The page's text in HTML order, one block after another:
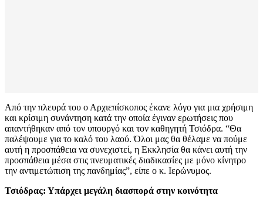
Από την πλευρά του ο Αρχιεπίσκοπος έκανε λόγο για μια χρήσιμη
και κρίσιμη συνάντηση κατά την οποία έγιναν ερωτήσεις που
απαντήθηκαν από τον υπουργό και τον καθηγητή Τσιόδρα. “Θα
παλέψουμε για το καλό του λαού. Όλοι μας θα θέλαμε να πούμε
αυτή η προσπάθεια να συνεχιστεί, η Εκκλησία θα κάνει αυτή την
προσπάθεια μέσα στις πνευματικές διαδικασίες με μόνο κίνητρο
την αντιμετώπιση της πανδημίας”, είπε ο κ. Ιερώνυμος.
Τσιόδρας: Υπάρχει μεγάλη διασπορά στην κοινότητα